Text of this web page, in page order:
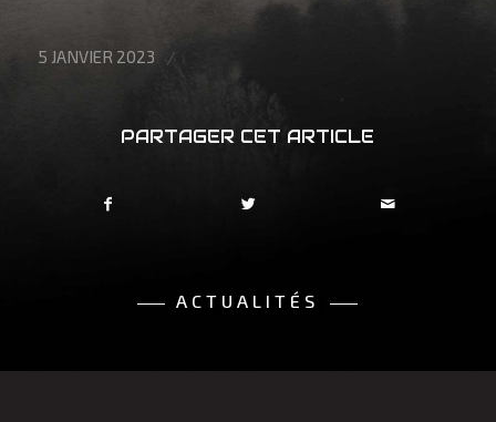
5 JANVIER 2023 /
PARTAGER CET ARTICLE
ACTUALITÉS